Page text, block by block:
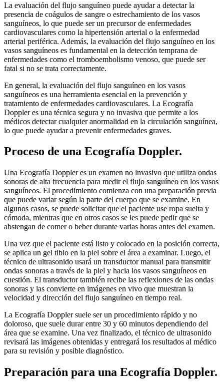
La evaluación del flujo sanguíneo puede ayudar a detectar la
presencia de coágulos de sangre o estrechamiento de los vasos
sanguíneos, lo que puede ser un precursor de enfermedades
cardiovasculares como la hipertensión arterial o la enfermedad
arterial periférica. Además, la evaluación del flujo sanguíneo en los
vasos sanguíneos es fundamental en la detección temprana de
enfermedades como el tromboembolismo venoso, que puede ser
fatal si no se trata correctamente.
En general, la evaluación del flujo sanguíneo en los vasos
sanguíneos es una herramienta esencial en la prevención y
tratamiento de enfermedades cardiovasculares. La Ecografía
Doppler es una técnica segura y no invasiva que permite a los
médicos detectar cualquier anormalidad en la circulación sanguínea,
lo que puede ayudar a prevenir enfermedades graves.
Proceso de una Ecografía Doppler.
Una Ecografía Doppler es un examen no invasivo que utiliza ondas
sonoras de alta frecuencia para medir el flujo sanguíneo en los vasos
sanguíneos. El procedimiento comienza con una preparación previa
que puede variar según la parte del cuerpo que se examine. En
algunos casos, se puede solicitar que el paciente use ropa suelta y
cómoda, mientras que en otros casos se les puede pedir que se
abstengan de comer o beber durante varias horas antes del examen.
Una vez que el paciente está listo y colocado en la posición correcta,
se aplica un gel tibio en la piel sobre el área a examinar. Luego, el
técnico de ultrasonido usará un transductor manual para transmitir
ondas sonoras a través de la piel y hacia los vasos sanguíneos en
cuestión. El transductor también recibe las reflexiones de las ondas
sonoras y las convierte en imágenes en vivo que muestran la
velocidad y dirección del flujo sanguíneo en tiempo real.
La Ecografía Doppler suele ser un procedimiento rápido y no
doloroso, que suele durar entre 30 y 60 minutos dependiendo del
área que se examine. Una vez finalizado, el técnico de ultrasonido
revisará las imágenes obtenidas y entregará los resultados al médico
para su revisión y posible diagnóstico.
Preparación para una Ecografía Doppler.